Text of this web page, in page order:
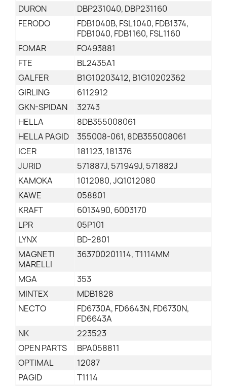
DURON
DBP231040, DBP231160
FERODO
FDB1040B, FSL1040, FDB1374,
FDB1040, FDB1160, FSL1160
FOMAR
FO493881
FTE
BL2435A1
GALFER
B1G10203412, B1G10202362
GIRLING
6112912
GKN-SPIDAN
32743
HELLA
8DB355008061
HELLA PAGID
355008-061, 8DB355008061
ICER
181123, 181376
JURID
571887J, 571949J, 571882J
KAMOKA
1012080, JQ1012080
KAWE
058801
KRAFT
6013490, 6003170
LPR
05P101
LYNX
BD-2801
MAGNETI
MARELLI
363700201114, T1114MM
MGA
353
MINTEX
MDB1828
NECTO
FD6730A, FD6643N, FD6730N,
FD6643A
NK
223523
OPEN PARTS
BPA058811
OPTIMAL
12087
PAGID
T1114